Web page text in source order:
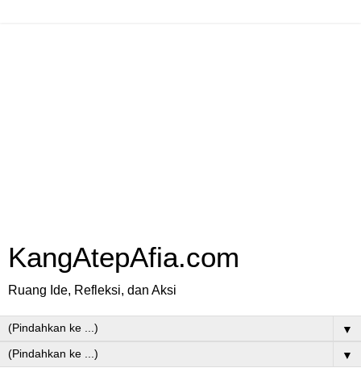
KangAtepAfia.com
Ruang Ide, Refleksi, dan Aksi
▼
▼